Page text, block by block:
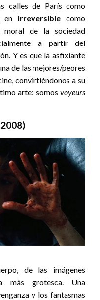
calles de París como
en Irreversiblecomo
moral de la sociedad
a partir del
Y es que la asfixiante
de las mejores/peores
convirtiéndonos a su
arte: somos voyeurs
de las imágenes
más grotesca. Una
y los fantasmas